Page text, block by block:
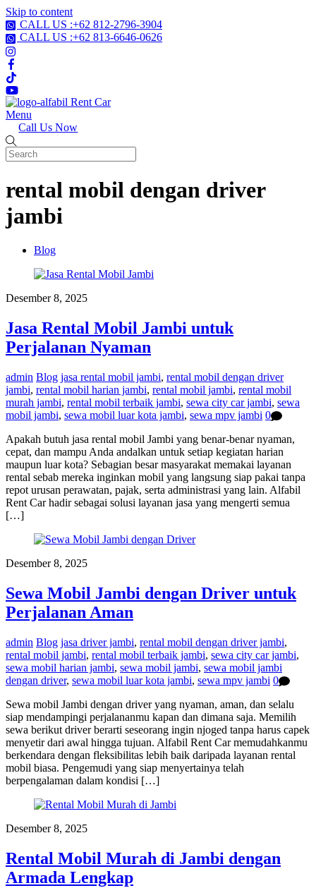
Skip to content
CALL US :+62 812-2796-3904
CALL US :+62 813-6646-0626
Menu
Call Us Now
rental mobil dengan driver
jambi
Blog
Desember 8, 2025
Jasa Rental Mobil Jambi untuk
Perjalanan Nyaman
admin Blog jasa rental mobil jambi, rental mobil dengan driver
jambi, rental mobil harian jambi, rental mobil jambi, rental mobil
murah jambi, rental mobil terbaik jambi, sewa city car jambi, sewa
mobil jambi, sewa mobil luar kota jambi, sewa mpv jambi 0
Apakah butuh jasa rental mobil Jambi yang benar-benar nyaman,
cepat, dan mampu Anda andalkan untuk setiap kegiatan harian
maupun luar kota? Sebagian besar masyarakat memakai layanan
rental sebab mereka inginkan mobil yang langsung siap pakai tanpa
repot urusan perawatan, pajak, serta administrasi yang lain. Alfabil
Rent Car hadir sebagai solusi layanan jasa yang mengerti semua
[…]
Desember 8, 2025
Sewa Mobil Jambi dengan Driver untuk
Perjalanan Aman
admin Blog jasa driver jambi, rental mobil dengan driver jambi,
rental mobil jambi, rental mobil terbaik jambi, sewa city car jambi,
sewa mobil harian jambi, sewa mobil jambi, sewa mobil jambi
dengan driver, sewa mobil luar kota jambi, sewa mpv jambi 0
Sewa mobil Jambi dengan driver yang nyaman, aman, dan selalu
siap mendampingi perjalananmu kapan dan dimana saja. Memilih
sewa berikut driver berarti seseorang ingin njoged tanpa harus capek
menyetir dari awal hingga tujuan. Alfabil Rent Car memudahkanmu
berkendara dengan fleksibilitas lebih baik daripada layanan rental
mobil biasa. Pengemudi yang siap menyertainya telah
berpengalaman dalam kondisi […]
Desember 8, 2025
Rental Mobil Murah di Jambi dengan
Armada Lengkap